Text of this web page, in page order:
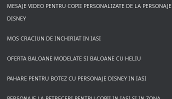
MESAJE VIDEO PENTRU COPII PERSONALIZATE DE LA PERSONAJE
DISNEY
MOS CRACIUN DE INCHIRIAT IN IASI
OFERTA BALOANE MODELATE SI BALOANE CU HELIU
PAHARE PENTRU BOTEZ CU PERSONAJE DISNEY IN IASI